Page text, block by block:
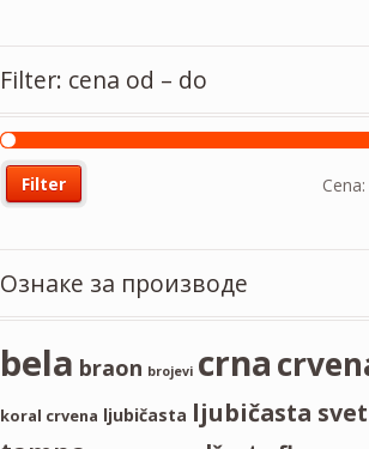
Filter: cena od – do
Filter Cena:
Ознаке за производе
bela braon brojevi crna
koral crvena ljubičasta ljubičasta